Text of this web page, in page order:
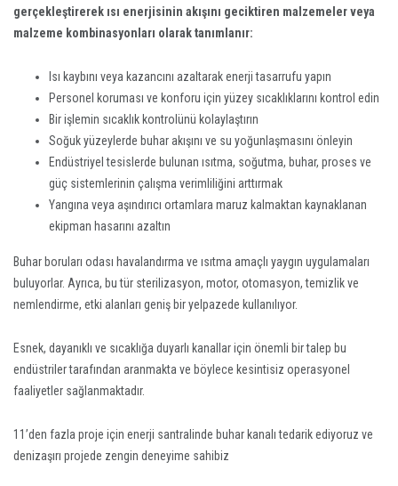
gerçekleştirerek ısı enerjisinin akışını geciktiren malzemeler veya
malzeme kombinasyonları olarak tanımlanır:
Isı kaybını veya kazancını azaltarak enerji tasarrufu yapın
Personel koruması ve konforu için yüzey sıcaklıklarını kontrol edin
Bir işlemin sıcaklık kontrolünü kolaylaştırın
Soğuk yüzeylerde buhar akışını ve su yoğunlaşmasını önleyin
Endüstriyel tesislerde bulunan ısıtma, soğutma, buhar, proses ve
güç sistemlerinin çalışma verimliliğini arttırmak
Yangına veya aşındırıcı ortamlara maruz kalmaktan kaynaklanan
ekipman hasarını azaltın
Buhar boruları odası havalandırma ve ısıtma amaçlı yaygın uygulamaları
buluyorlar. Ayrıca, bu tür sterilizasyon, motor, otomasyon, temizlik ve
nemlendirme, etki alanları geniş bir yelpazede kullanılıyor.
Esnek, dayanıklı ve sıcaklığa duyarlı kanallar için önemli bir talep bu
endüstriler tarafından aranmakta ve böylece kesintisiz operasyonel
faaliyetler sağlanmaktadır.
11’den fazla proje için enerji santralinde buhar kanalı tedarik ediyoruz ve
denizaşırı projede zengin deneyime sahibiz